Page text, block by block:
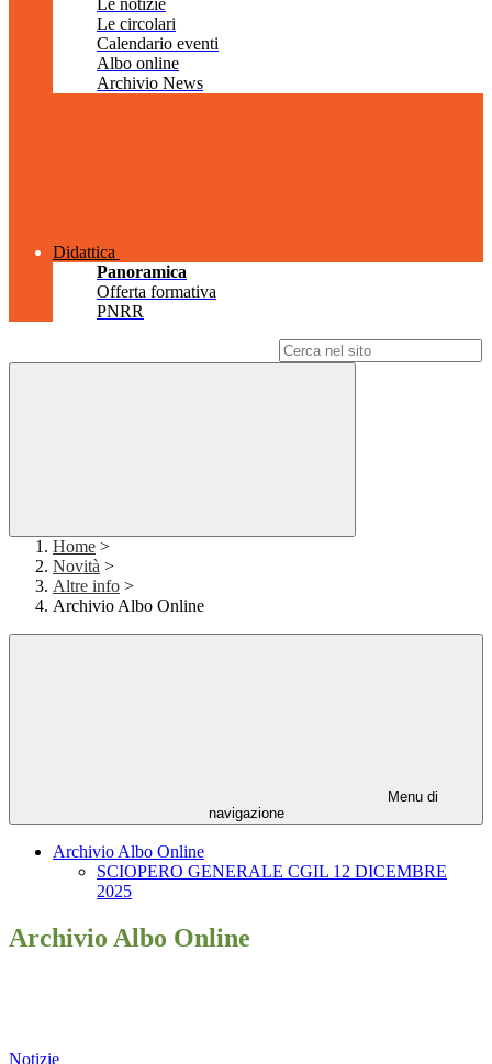
Le notizie
Le circolari
Calendario eventi
Albo online
Archivio News
Didattica
Panoramica
Offerta formativa
PNRR
Home >
Novità >
Altre info >
Archivio Albo Online
Menu di
navigazione
Archivio Albo Online
SCIOPERO GENERALE CGIL 12 DICEMBRE
2025
Archivio Albo Online
Notizie